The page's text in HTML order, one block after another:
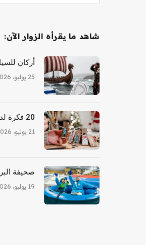
شاهد ما يقرأه الزوار الآن:
أركان
25 يوليو، 2026
20 فكرة لديكور عيد الميلاد يمكنك صنعها بنفسك للأشخاص المكسورين
21 يوليو، 2026
صحيفة
19 يوليو، 2026